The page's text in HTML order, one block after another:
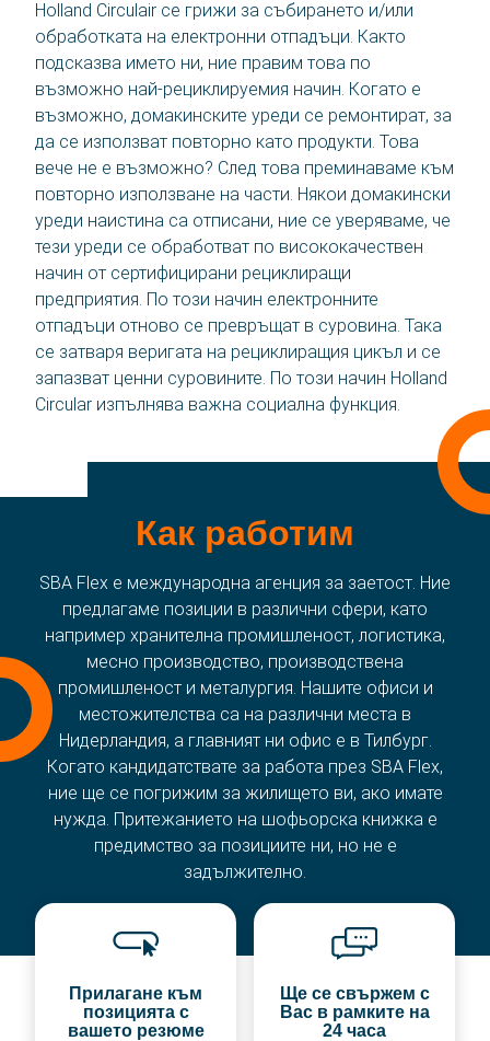
Holland Circulair се грижи за събирането и/или
обработката на електронни отпадъци. Както
подсказва името ни, ние правим това по
възможно най-рециклируемия начин. Когато е
възможно, домакинските уреди се ремонтират, за
да се използват повторно като продукти. Това
вече не е възможно? След това преминаваме към
повторно използване на части. Някои домакински
уреди наистина са отписани, ние се уверяваме, че
тези уреди се обработват по висококачествен
начин от сертифицирани рециклиращи
предприятия. По този начин електронните
отпадъци отново се превръщат в суровина. Така
се затваря веригата на рециклиращия цикъл и се
запазват ценни суровините. По този начин Holland
Circular изпълнява важна социална функция.
Как работим
SBA Flex е международна агенция за заетост. Ние
предлагаме позиции в различни сфери, като
например хранителна промишленост, логистика,
месно производство, производствена
промишленост и металургия. Нашите офиси и
местожителства са на различни места в
Нидерландия, а главният ни офис е в Тилбург.
Когато кандидатствате за работа през SBA Flex,
ние ще се погрижим за жилището ви, ако имате
нужда. Притежанието на шофьорска книжка е
предимство за позициите ни, но не е
задължително.
Прилагане към
позицията с
вашето резюме
Ще се свържем с
Вас в рамките на
24 часа